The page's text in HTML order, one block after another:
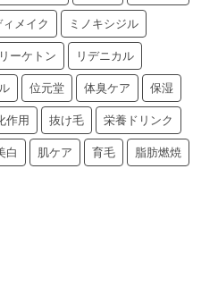
メイク ミノキシジル
ーケトン リデニカル
位元堂 体臭ケア 保湿
作用 抜け毛 栄養ドリンク
白 肌ケア 育毛 脂肪燃焼